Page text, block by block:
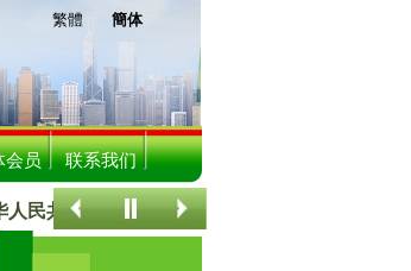
繁體 簡体
会员 联系我们
共和国成立75周年联欢晚宴